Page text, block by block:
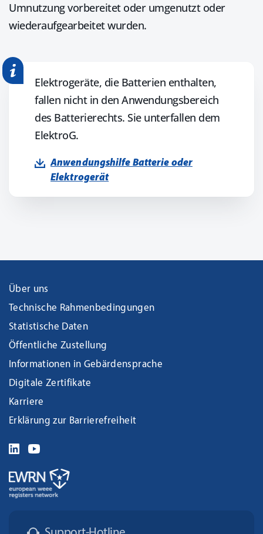
Umnutzung vorbereitet oder umgenutzt oder
wiederaufgearbeitet wurden.
Elektrogeräte, die Batterien enthalten,
fallen nicht in den Anwendungs­bereich
des Batterierechts. Sie unterfallen dem
ElektroG.
Anwendungshilfe Batterie oder
Elektrogerät
Über uns
Technische Rahmenbedingungen
Statistische Daten
Öffentliche Zustellung
Informationen in Gebärdensprache
Digitale Zertifikate
Karriere
Erklärung zur Barrierefreiheit